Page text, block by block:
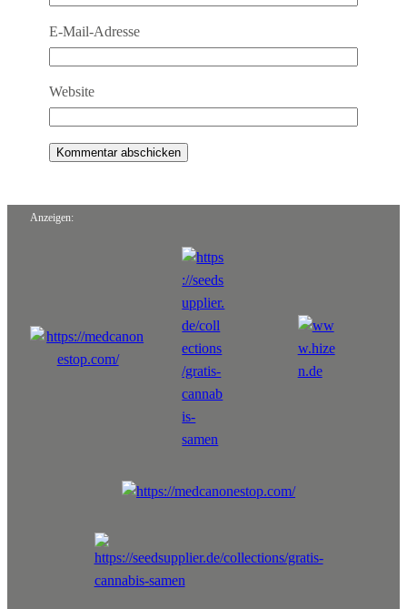
E-Mail-Adresse
Website
Anzeigen: